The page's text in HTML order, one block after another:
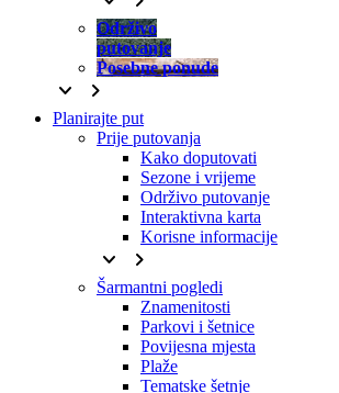
Održivo
putovanje
Posebne ponude
keyboard_arrow_down keyboard_arrow_right
Planirajte put
Prije putovanja
Kako doputovati
Sezone i vrijeme
Održivo putovanje
Interaktivna karta
Korisne informacije
keyboard_arrow_down keyboard_arrow_right
Šarmantni pogledi
Znamenitosti
Parkovi i šetnice
Povijesna mjesta
Plaže
Tematske šetnje